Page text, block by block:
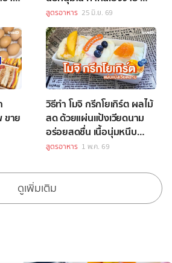
ขายกำไรดี
สูตรอาหาร 25 มิ.ย. 69
ขาย
วิธีทำ โมจิ กรีกโยเกิร์ต ผลไม้
สด ด้วยแผ่นแป้งเวียดนาม
อร่อยสดชื่น เนื้อนุ่มหนึบ
หนับ!
สูตรอาหาร 1 พ.ค. 69
ดูเพิ่มเติม